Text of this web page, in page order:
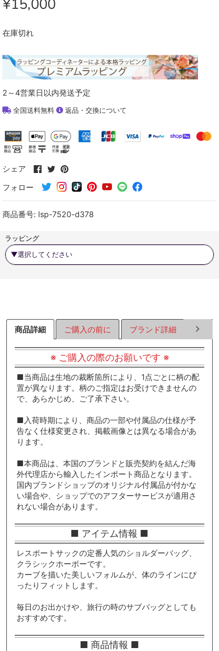
¥15,000
在庫切れ
2～4営業日以内発送予定
全国送料無料 返品・交換について
シェア
Facebook
シ
ェ
す
Twitter
シ
ェ
ア
す
Pinterest
シ
ェ
ア
フォロー
商品番号: lsp-7520-d378
ラッピング
商品詳細 ご購入の前に ブランド詳細 ラッ
※ ご購入の際のお願いです ※
■当商品は生地の裁断箇所により、1点ごとに柄の配
置が異なります。柄のご指定はお受けできませんの
で、あらかじめ、ご了承下さい。
■入荷時期により、商品の一部や付属品の仕様が予
告なく仕様変更され、掲載画像とは異なる場合があ
ります。
■本商品は、本国のブランドと販売契約を結んだ海
外代理店から輸入したインポート商品となります。
国内ブランドショップのオリジナル付属品が付かな
い場合や、ショップでのアフターサービスが適用さ
れない場合があります。
■ アイテム情報 ■
レスポートサックの定番人気のショルダーバッグ、
クラシックホーボーです。
カーブを描いた美しいフォルムが、体のラインにぴ
ったりフィットします。
毎日のお出かけや、旅行の時のサブバッグとしても
おすすめです。
■ 商品情報 ■